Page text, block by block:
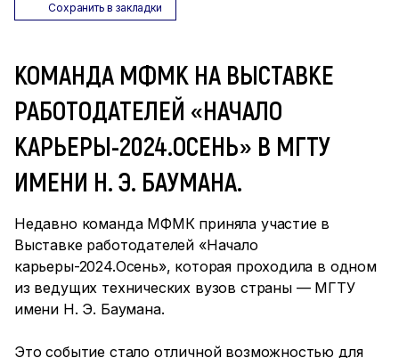
Сохранить в закладки
КОМАНДА МФМК НА ВЫСТАВКЕ
РАБОТОДАТЕЛЕЙ «НАЧАЛО
КАРЬЕРЫ-2024.ОСЕНЬ» В МГТУ
ИМЕНИ Н. Э. БАУМАНА.
Недавно команда МФМК приняла участие в
Выставке работодателей «Начало
карьеры-2024.Осень», которая проходила в одном
из ведущих технических вузов страны — МГТУ
имени Н. Э. Баумана.
Это событие стало отличной возможностью для